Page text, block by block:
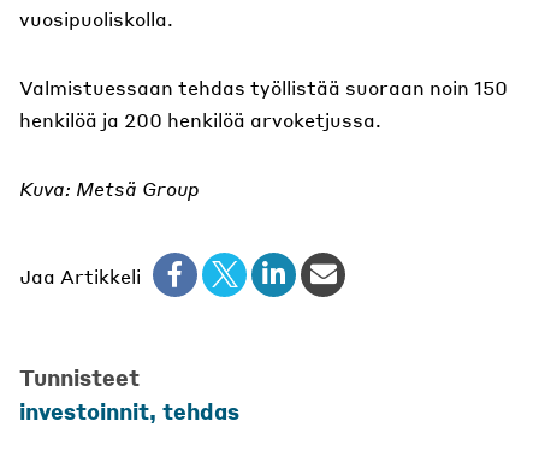
vuosipuoliskolla.
Valmistuessaan tehdas työllistää suoraan noin 150
henkilöä ja 200 henkilöä arvoketjussa.
Kuva: Metsä Group
Jaa Artikkeli
Tunnisteet
investoinnit, tehdas